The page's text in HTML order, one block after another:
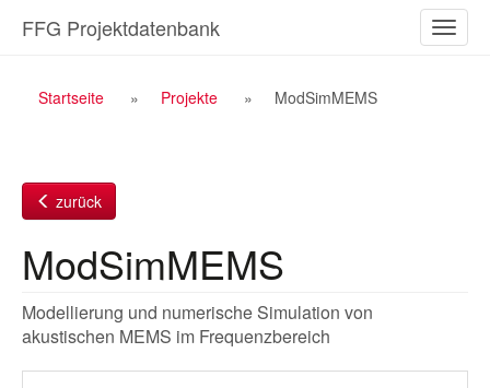
Inhalt
ein-/
FFG Projektdatenbank
Breadcrumb
Startseite Projekte ModSimMEMS
zurück
ModSimMEMS
Modellierung und numerische Simulation von
akustischen MEMS im Frequenzbereich